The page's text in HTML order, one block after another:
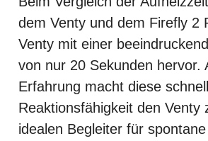
dem Venty und dem Firefly 2
Venty mit einer
von nur 20 Sekunden hervor.
Erfahrung macht diese
Reaktionsfähigkeit den Venty
idealen Begleiter für